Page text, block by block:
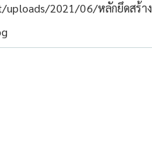
2021/06/หลักยึดสร้าง